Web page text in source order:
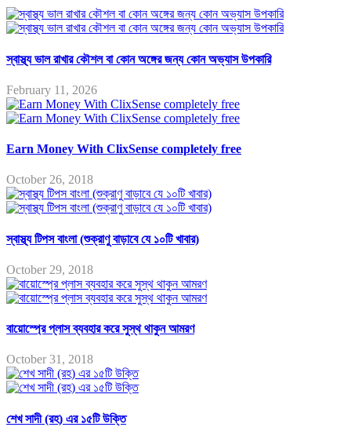
স্বাস্থ্য ভাল রাখার কৌশল বা কোন অঙ্গের জন্য কোন অভ্যাস উপকারি
February 11, 2026
Earn Money With ClixSense completely free
October 26, 2018
স্বাস্থ্য টিপস বাংলা (শুক্রাণু বাড়াবে যে ১০টি খাবার)
October 29, 2018
বায়োস্প্রে প্লাস ব্যবহার করে সুস্থ থাকুন আমরণ
October 31, 2018
শেখ সাদী (রহ) এর ১৫টি উক্তি